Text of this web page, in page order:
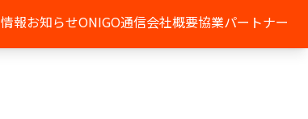
報お知らせONIGO通信会社概要協業パートナー